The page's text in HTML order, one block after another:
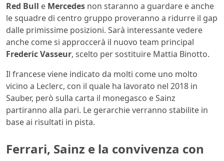
Red Bull e Mercedes non staranno a guardare e anche
le squadre di centro gruppo proveranno a ridurre il gap
dalle primissime posizioni. Sarà interessante vedere
anche come si approccerà il nuovo team principal
Frederic Vasseur, scelto per sostituire Mattia Binotto.
Il francese viene indicato da molti come uno molto
vicino a Leclerc, con il quale ha lavorato nel 2018 in
Sauber, però sulla carta il monegasco e Sainz
partiranno alla pari. Le gerarchie verranno stabilite in
base ai risultati in pista.
Ferrari, Sainz e la convivenza con